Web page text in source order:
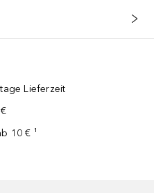
Lieferzeit
10 € ¹